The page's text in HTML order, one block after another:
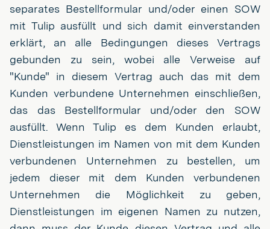
separates Bestellformular und/oder einen SOW
mit Tulip ausfüllt und sich damit einverstanden
erklärt, an alle Bedingungen dieses Vertrags
gebunden zu sein, wobei alle Verweise auf
"Kunde" in diesem Vertrag auch das mit dem
Kunden verbundene Unternehmen einschließen,
das das Bestellformular und/oder den SOW
ausfüllt. Wenn Tulip es dem Kunden erlaubt,
Dienstleistungen im Namen von mit dem Kunden
verbundenen Unternehmen zu bestellen, um
jedem dieser mit dem Kunden verbundenen
Unternehmen die Möglichkeit zu geben,
Dienstleistungen im eigenen Namen zu nutzen,